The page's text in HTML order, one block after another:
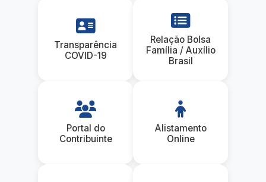
Transparência
COVID-19
Relação Bolsa
Família / Auxílio
Brasil
Portal do
Contribuinte
Alistamento
Online